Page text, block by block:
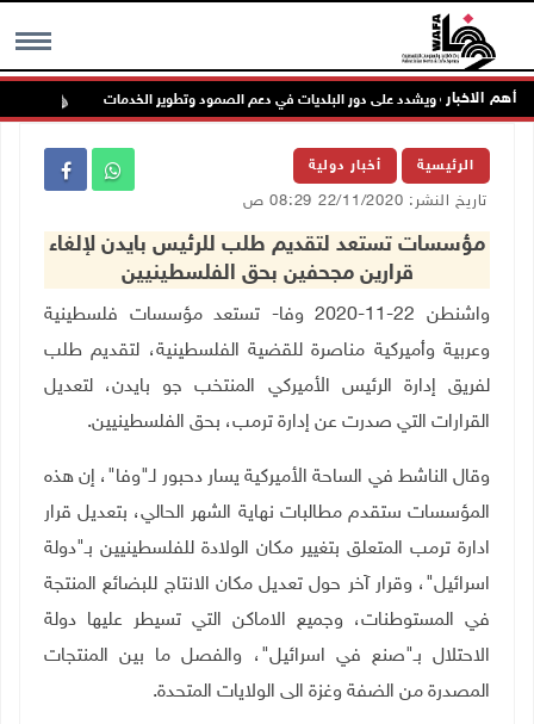
MENU أهم الاخبار
رام الله ويشدد على دور البلديات في دعم الصمود وتطوير الخدمات
الرئيسية أخبار دولية
تاريخ النشر: 22/11/2020 08:29 ص
مؤسسات تستعد لتقديم طلب للرئيس بايدن لإلغاء
قرارين مجحفين بحق الفلسطينيين
واشنطن 22-11-2020 وفا- تستعد مؤسسات فلسطينية
وعربية وأميركية مناصرة للقضية الفلسطينية، لتقديم طلب
لفريق إدارة الرئيس الأميركي المنتخب جو بايدن، لتعديل
القرارات التي صدرت عن إدارة ترمب، بحق الفلسطينيين.
وقال الناشط في الساحة الأميركية يسار دحبور لـ"وفا"، إن هذه
المؤسسات ستقدم مطالبات نهاية الشهر الحالي، بتعديل قرار
ادارة ترمب المتعلق بتغيير مكان الولادة للفلسطينيين بـ"دولة
اسرائيل"، وقرار آخر حول تعديل مكان الانتاج للبضائع المنتجة
في المستوطنات، وجميع الاماكن التي تسيطر عليها دولة
الاحتلال بـ"صنع في اسرائيل"، والفصل ما بين المنتجات
المصدرة من الضفة وغزة الى الولايات المتحدة.